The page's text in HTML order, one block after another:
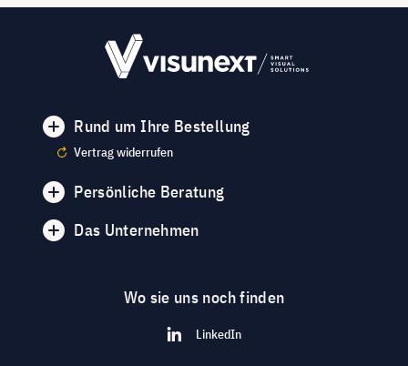
Rund um Ihre Bestellung
Vertrag widerrufen
Persönliche Beratung
Das Unternehmen
Wo sie uns noch finden
LinkedIn